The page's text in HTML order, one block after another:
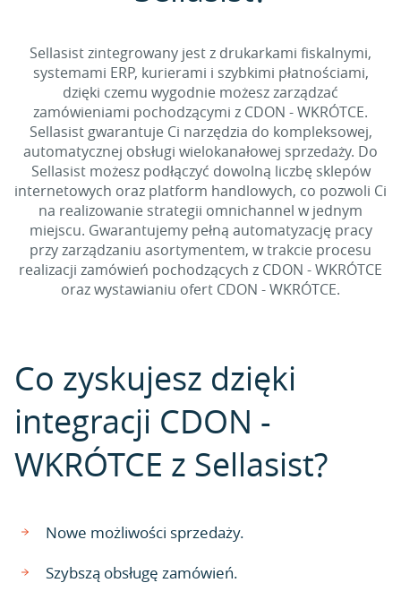
Sellasist zintegrowany jest z drukarkami fiskalnymi,
systemami ERP, kurierami i szybkimi płatnościami,
dzięki czemu wygodnie możesz zarządzać
zamówieniami pochodzącymi z CDON - WKRÓTCE.
Sellasist gwarantuje Ci narzędzia do kompleksowej,
automatycznej obsługi wielokanałowej sprzedaży. Do
Sellasist możesz podłączyć dowolną liczbę sklepów
internetowych oraz platform handlowych, co pozwoli Ci
na realizowanie strategii omnichannel w jednym
miejscu. Gwarantujemy pełną automatyzację pracy
przy zarządzaniu asortymentem, w trakcie procesu
realizacji zamówień pochodzących z CDON - WKRÓTCE
oraz wystawianiu ofert CDON - WKRÓTCE.
Co zyskujesz dzięki
integracji CDON -
WKRÓTCE z Sellasist?
Nowe możliwości sprzedaży.
Szybszą obsługę zamówień.